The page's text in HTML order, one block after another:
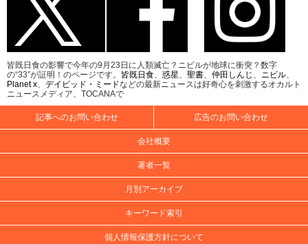
皆既日食の影響で今年の9月23日に人類滅亡？ニビルが地球に衝突？数字
の“33”が証明！のページです。 皆既日食、 惑星、 聖書、 仲田しんじ 、 ニビル、
Planet x、 デイビッド・ミードなどの最新ニュースは好奇心を刺激するオカルト
ニュースメディア、TOCANAで
記事へのお問い合わせ 広告のお問い合わせ
会社概要
著者一覧
月別アーカイブ
キーワード索引
個人情報保護方針について